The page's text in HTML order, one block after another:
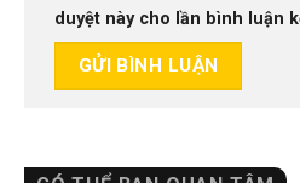
duyệt này cho lần bình luận